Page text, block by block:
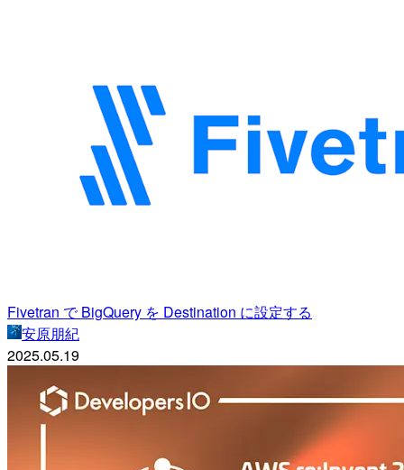
Fivetran で BigQuery を Destination に設定する
安原朋紀
2025.05.19